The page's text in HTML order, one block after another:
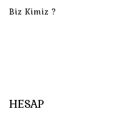
Biz Kimiz ?
HESAP